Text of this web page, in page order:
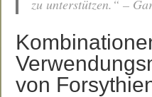
zu unterstützen.“ –
von